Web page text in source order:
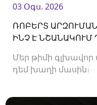
03 Օգս. 2026
ՌՈԲԵՐՏ
ԻՆՉ Է ՆՇԱՆԱԿՈՒՄ
Մեր թիմի գլխավոր
դեմ խաղի մասին։